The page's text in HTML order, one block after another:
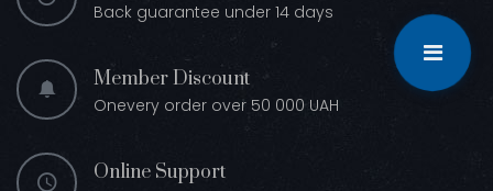
Back guarantee under 14 days
Member Discount
Onevery order over 50 000 UAH
Online Support